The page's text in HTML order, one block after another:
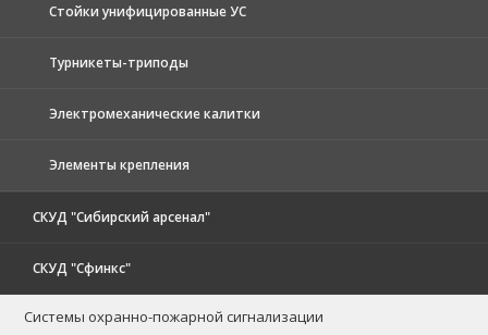
Стойки унифицированные УС
Турникеты-триподы
Электромеханические калитки
Элементы крепления
СКУД "Сибирский арсенал"
СКУД "Сфинкс"
Системы охранно-пожарной сигнализации